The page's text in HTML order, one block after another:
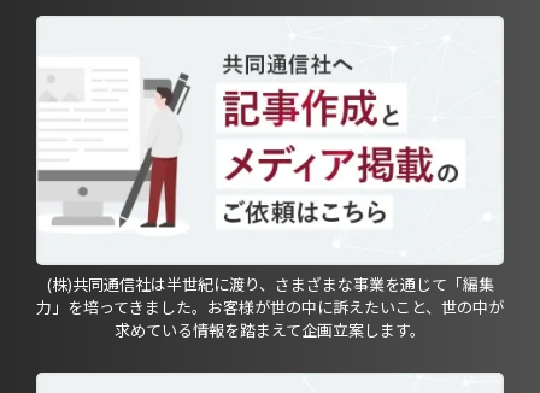
(株)共同通信社は半世紀に渡り、さまざまな事業を通じて「編集
力」を培ってきました。お客様が世の中に訴えたいこと、世の中が
求めている情報を踏まえて企画立案します。